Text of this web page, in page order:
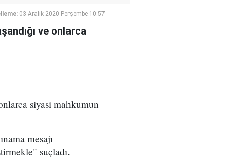
03 Aralık 2020 Perşembe 10:57
ve onlarca
siyasi mahkumun
mesajı
suçladı.